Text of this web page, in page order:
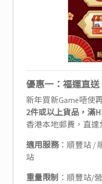
優惠一：福運直送
新年買新Game唔使
2件或以上貨品，滿
香港本地郵費，直達
適用服務：順豐站 /
站
重量限制 ：順豐站/